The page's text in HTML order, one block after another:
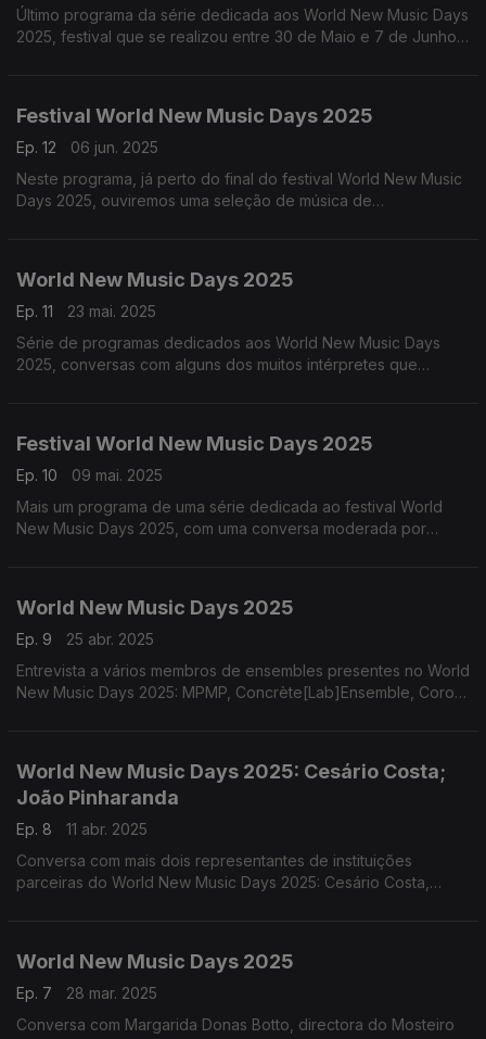
Último programa da série dedicada aos World New Music Days
2025, festival que se realizou entre 30 de Maio e 7 de Junho
Festival World New Music Days 2025
Ep. 12
06 jun. 2025
Neste programa, já perto do final do festival World New Music
Days 2025, ouviremos uma seleção de música de
World New Music Days 2025
Ep. 11
23 mai. 2025
Série de programas dedicados aos World New Music Days
2025, conversas com alguns dos muitos intérpretes que
Festival World New Music Days 2025
Ep. 10
09 mai. 2025
Mais um programa de uma série dedicada ao festival World
New Music Days 2025, com uma conversa moderada por
World New Music Days 2025
Ep. 9
25 abr. 2025
Entrevista a vários membros de ensembles presentes no World
New Music Days 2025: MPMP, Concrète[Lab]Ensemble, Coro
World New Music Days 2025: Cesário Costa;
João Pinharanda
Ep. 8
11 abr. 2025
Conversa com mais dois representantes de instituições
parceiras do World New Music Days 2025: Cesário Costa,
World New Music Days 2025
Ep. 7
28 mar. 2025
Conversa com Margarida Donas Botto, directora do Mosteiro